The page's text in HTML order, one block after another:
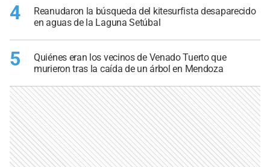
4
Reanudaron la búsqueda del kitesurfista desaparecido
en aguas de la Laguna Setúbal
5
Quiénes eran los vecinos de Venado Tuerto que
murieron tras la caída de un árbol en Mendoza